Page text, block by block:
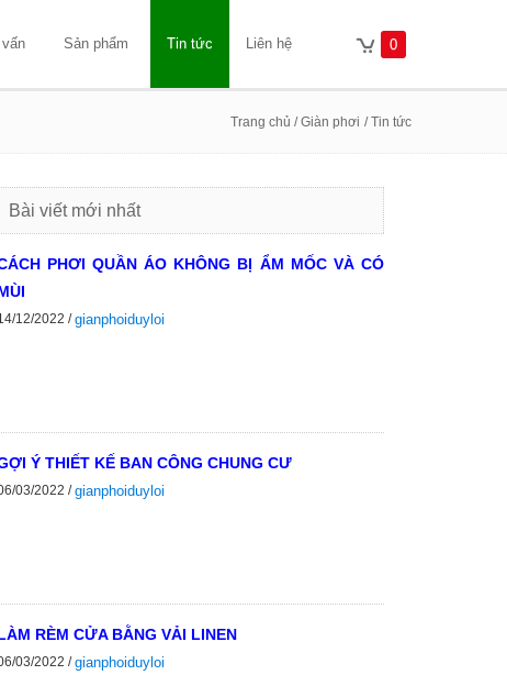
Sản phẩm Tin tức Liên hệ 0
Trang chủ / Giàn phơi / Tin tức
Bài viết mới nhất
PHƠI QUẦN ÁO KHÔNG BỊ ẨM MỐC VÀ CÓ
12/2022 /gianphoiduyloi
Ý THIẾT KẾ BAN CÔNG CHUNG CƯ
03/2022 /gianphoiduyloi
RÈM CỬA BẰNG VẢI LINEN
03/2022 /gianphoiduyloi